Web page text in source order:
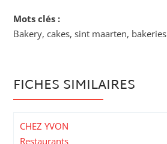
Mots clés :
Bakery, cakes, sint maarten, bakeries
FICHES SIMILAIRES
CHEZ YVON
Restaurants